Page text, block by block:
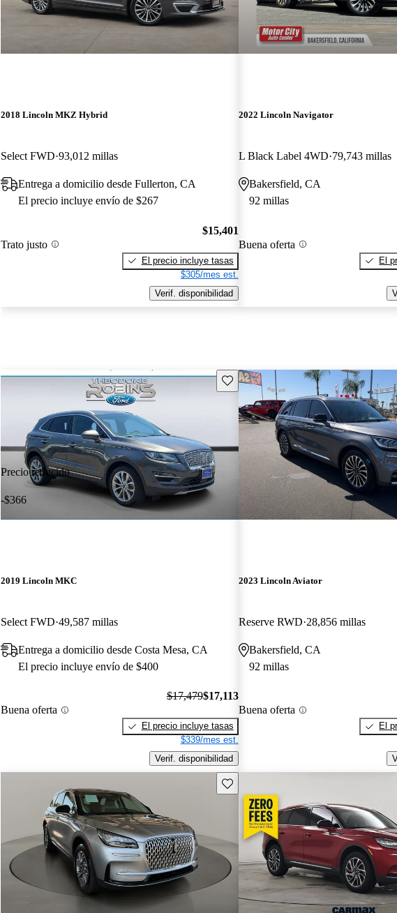
2018 Lincoln MKZ Hybrid
Select FWD 93,012 millas
Entrega a domicilio desde Fullerton, CA
El precio incluye envío de $267
Trato justo
$15,401
El precio incluye tasas
$305/mes est.
Verif. disponibilidad
2022 Lincoln Navigator
L Black Label 4WD 79,743 millas
Bakersfield, CA
92 millas
Buena oferta
El
Precio reducido
-$366
Guarda este Aviso
2019 Lincoln MKC
Select FWD 49,587 millas
Entrega a domicilio desde Costa Mesa, CA
El precio incluye envío de $400
Buena oferta
$17,479$17,113
El precio incluye tasas
$339/mes est.
Verif. disponibilidad
2023 Lincoln Aviator
Reserve RWD 28,856 millas
Bakersfield, CA
92 millas
Buena oferta
El
Guarda este Aviso